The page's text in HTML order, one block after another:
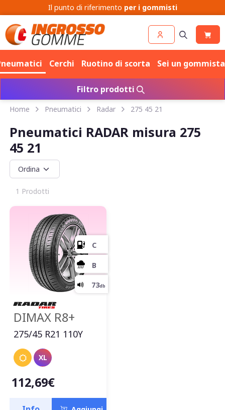
Il punto di riferimento per i gommisti
Cerchi Ruotino di scorta Sei un
Filtro prodotti
Home Pneumatici Radar 275 45 21
Pneumatici RADAR misura 275
45 21
1 Prodotti
DIMAX R8+
275/45 R21 110Y
XL
112,69€